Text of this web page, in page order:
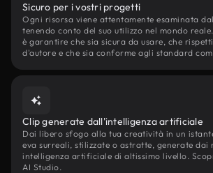
Sicuro per i vostri progetti
Ogni risorsa viene attentamente esaminata
tenendo conto del suo utilizzo nel mondo
è garantire che sia sicura da usare, che
d'autore e che sia conforme agli standard
Clip generate dall'intelligenza artificiale
Dai libero sfogo alla tua creatività in un
eva surreali, stilizzate o astratte, generate dai
intelligenza artificiale di altissimo livello.
AI Studio.